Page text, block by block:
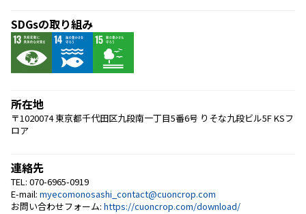
SDGsの取り組み
所在地
〒1020074 東京都千代田区九段南一丁目5番6号 りそな九段ビル5F KSフ
ロア
連絡先
TEL: 070-6965-0919
E-mail: myecomonosashi_contact@cuoncrop.com
お問い合わせフォーム: https://cuoncrop.com/download/